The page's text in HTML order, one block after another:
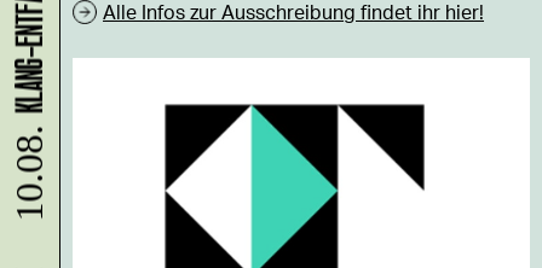
Alle Infos zur Ausschreibung findet ihr hier!
10.08.